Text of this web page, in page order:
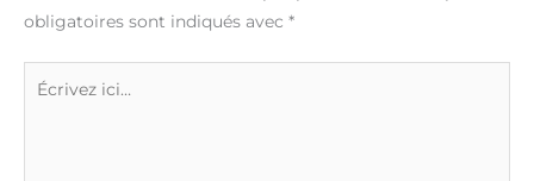
obligatoires sont indiqués avec *